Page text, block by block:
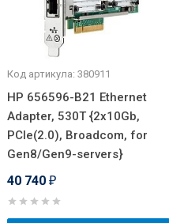
Код артикула: 380911
HP 656596-B21 Ethernet
Adapter, 530T {2x10Gb,
PCIe(2.0), Broadcom, for
Gen8/Gen9-servers}
40 740 ₽